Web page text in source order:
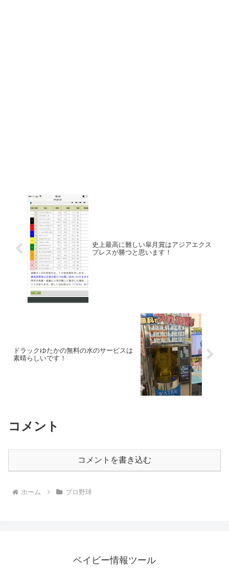
史上最高に難しい皐月賞はアジアエクス
プレスが勝つと思います！
ドラックゆたかの無料の水のサービスは
素晴らしいです！
コメント
コメントを書き込む
ホーム プロ野球
ベイビー情報ツール